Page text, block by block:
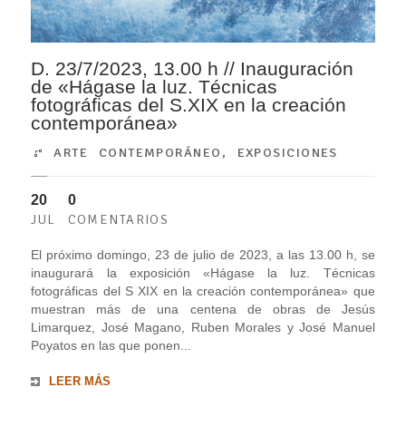
D. 23/7/2023, 13.00 h // Inauguración
de «Hágase la luz. Técnicas
fotográficas del S.XIX en la creación
contemporánea»
ARTE CONTEMPORÁNEO , EXPOSICIONES
20
JUL
0
COMENTARIOS
El próximo domingo, 23 de julio de 2023, a las 13.00 h, se
inaugurará la exposición «Hágase la luz. Técnicas
fotográficas del S XIX en la creación contemporánea» que
muestran más de una centena de obras de Jesús
Limarquez, José Magano, Ruben Morales y José Manuel
Poyatos en las que ponen...
LEER MÁS